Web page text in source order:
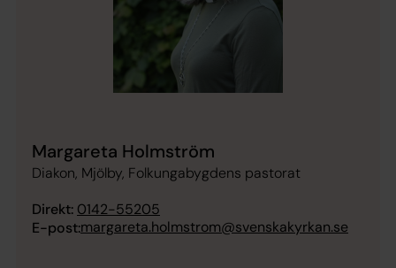
Margareta Holmström
Diakon, Mjölby, Folkungabygdens pastorat
Direkt: 0142-55205
E-post:margareta.holmstrom@svenskakyrkan.se